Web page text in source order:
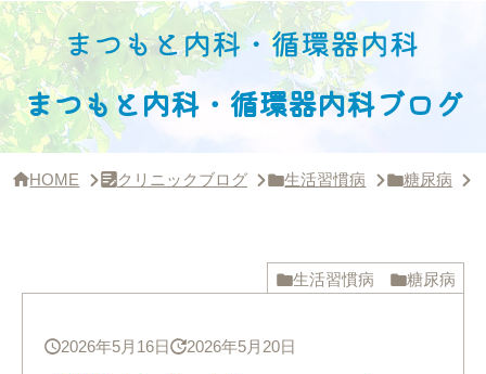
サ
イ
ド
バー・
ク
ニッ
ク
まつもと内科・循環器内科ブログ
HOME クリニックブログ 生活習慣病 糖尿病
生活習慣病 糖尿病
2026年5月16日 2026年5月20日